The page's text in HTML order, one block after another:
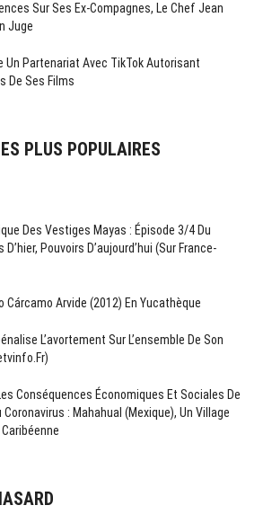
Sur Ses Ex-Compagnes, Le Chef Jean
Juge
Un Partenariat Avec TikTok Autorisant
De Ses Films
PLUS POPULAIRES
Des Vestiges Mayas : Épisode 3/4 Du
Pouvoirs D’aujourd’hui (sur France-
Cárcamo Arvide (2012) En Yucathèque
L’avortement Sur L’ensemble De Son
Conséquences Économiques Et Sociales De
Coronavirus : Mahahual (Mexique), Un Village